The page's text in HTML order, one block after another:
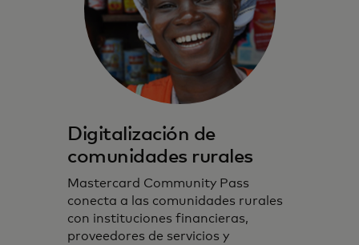
Digitalización de
comunidades rurales
Mastercard Community Pass
conecta a las comunidades rurales
con instituciones financieras,
proveedores de servicios y